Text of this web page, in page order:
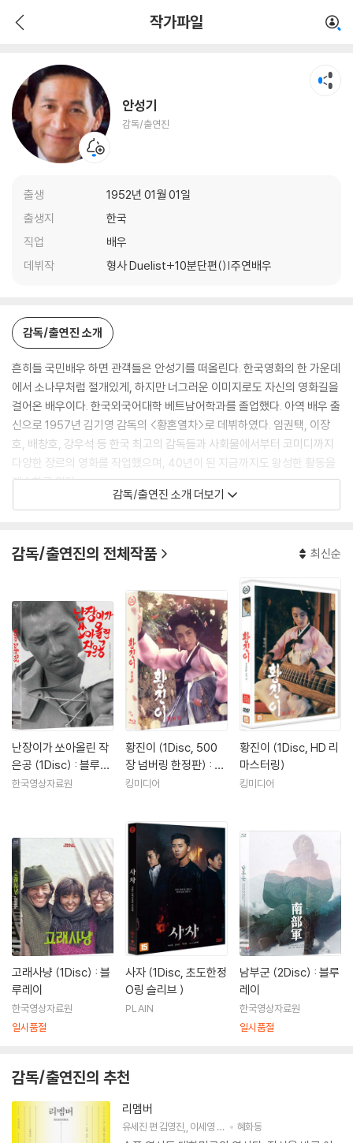
작가파일
안성기
감독/출연진
출생
1952년 01월 01일
출생지
한국
직업
배우
데뷔작
형사 Duelist+10분단편()|주연배우
감독/출연진 소개
흔히들 국민배우 하면 관객들은 안성기를 떠올린다. 한국영화의 한 가운데
에서 소나무처럼 절개있게, 하지만 너그러운 이미지로도 자신의 영화길을
걸어온 배우이다. 한국외국어대학 베트남어학과를 졸업했다. 아역 배우 출
신으로 1957년 김기영 감독의 <황혼열차>로 데뷔하였다. 임권택, 이장
호, 배창호, 강우석 등 한국 최고의 감독들과 사회물에서부터 코미디까지
다양한 장르의 영화를 작업했으며, 40년이 된 지금까지도 왕성한 활동을
계속하고 있다.
그렇지만 배우 안성기의 대단한 점은 단지 어떤 상들을 수상했다는 수상
경력에 있지 않다. 그가 출연한 영화에서 그가 그리는 모습은 고래를 잡으
러 떠나기도, 비리 형사로도, 뒷골목 깡패로도 나온 그의 모습은 바로 영화
를 보는 관객이요. 우리 국민 그 자체였다. 그래서 우리 관객들은 배우 안성
기를 국민배우라고 부르나 보다. 최근에는 주연과 조연을 가리지 않고 다
양한 작품에 출연, 영화에 무게감을 더해주고 있다.
[필모그래피]
형사 Duelist+10분단편()|주연배우
야시(1979)|주연배우
우요일(1979)|주연배우
바람 불어 좋은 날(1980)|주연배우
난장이가 쏘아올린 작은 공(1981)|주연배우
낮은 데로 임하소서(1981)|주연배우
꼬방동네 사람들(1982)|주연배우
안개 마을(1982)|주연배우
오염된 자식들(1982)|주연배우
타인의 둥지(1982)|주연배우
철인들 (1982)(1982)|주연배우
적도의 꽃(1983)|주연배우
풀잎처럼 눕다(1983)|주연배우
깊고 깊은 그 곳에(1984)|주연배우
그 해 겨울은 따뜻했네(1984)|주연배우
무릎과 무릎사이(1984)|주연배우
어우동(1985)|주연배우
고래 사냥 2(1985)|주연배우
겨울 나그네 (1986)(1986)|주연배우
내시 (1986)(1986)|주연배우
감독/출연진 소개 더보기
감독/출연진의 전체작품 최신순
난장이가 쏘아올린 작
은공 (1Disc) : 블루레
이
한국영상자료원
황진이 (1Disc, 500
장 넘버링 한정판) : 블
루레이
킹미디어
황진이 (1Disc, HD 리
마스터링)
킹미디어
고래사냥 (1Disc) : 블
루레이
한국영상자료원
일시품절
사자 (1Disc, 초도한정
O링 슬리브 )
PLAIN
남부군 (2Disc) : 블루
레이
한국영상자료원
일시품절
감독/출연진의 추천
리멤버
유세진 편김영진 이세영 혜화동